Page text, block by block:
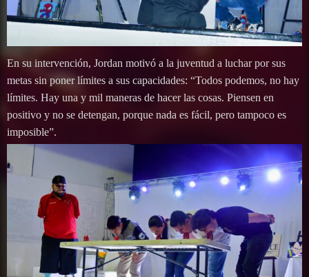
En su intervención, Jordan motivó a la juventud a luchar por sus
metas sin poner límites a sus capacidades: “Todos podemos, no hay
límites. Hay una y mil maneras de hacer las cosas. Piensen en
positivo y no se detengan, porque nada es fácil, pero tampoco es
imposible”.